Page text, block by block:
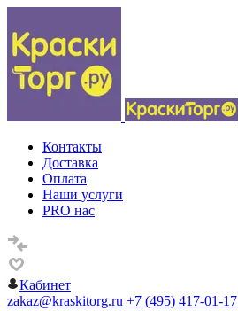
Контакты
Доставка
Оплата
Наши услуги
PRO нас
Кабинет
zakaz@kraskitorg.ru +7 (495) 417-01-17